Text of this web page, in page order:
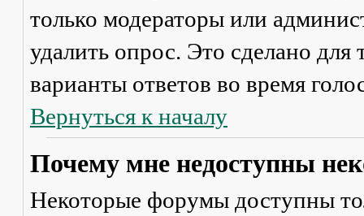
только модераторы или
удалить опрос. Это сделано для
варианты ответов во время
Вернуться к началу
Почему мне недоступны
Некоторые форумы доступны